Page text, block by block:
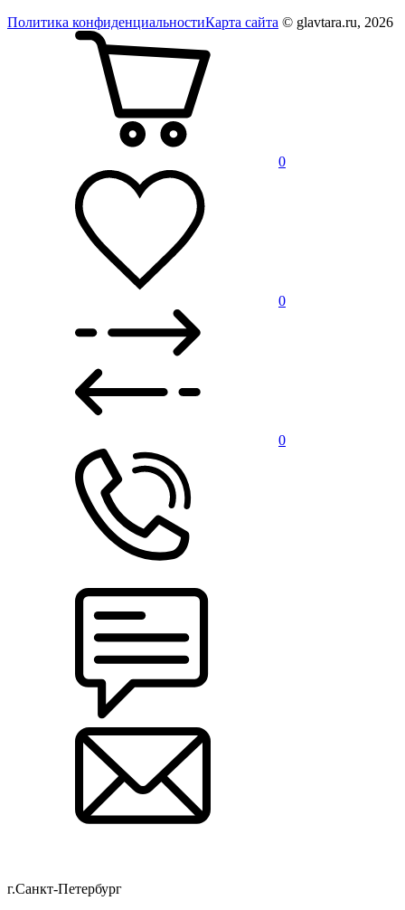
Политика конфиденциальностиКарта сайта © glavtara.ru, 2026
0
0
0
г.Санкт-Петербург